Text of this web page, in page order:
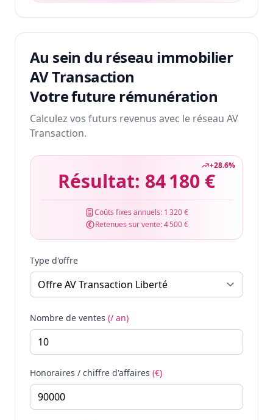
Au sein du réseau immobilier
AV Transaction
Votre future rémunération
Calculez vos futurs revenus avec le réseau AV
Transaction.
+28.6%
Résultat: 84 180 €
Coûts fixes annuels: 1 320 €
Retenues sur vente:4 500 €
Type d'offre
Nombre de ventes (/ an)
Honoraires / chiffre d'affaires (€)